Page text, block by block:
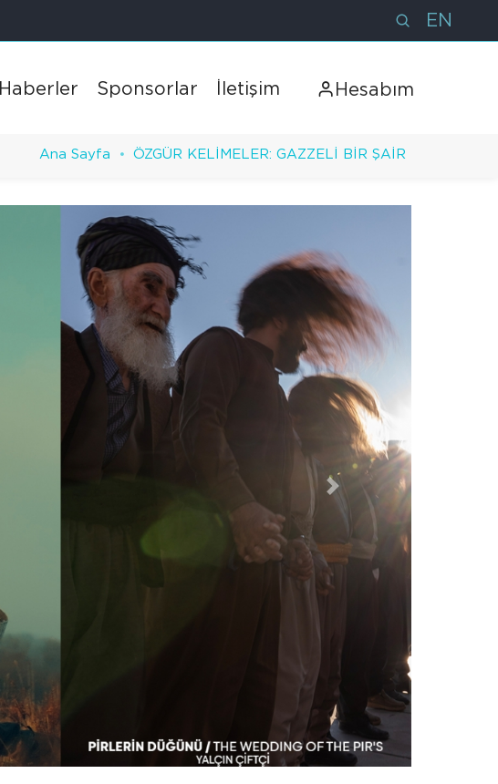
EN
Haberler Sponsorlar İletişim Hesabım
Ana Sayfa ÖZGÜR KELİMELER: GAZZELİ BİR ŞAİR
İleri